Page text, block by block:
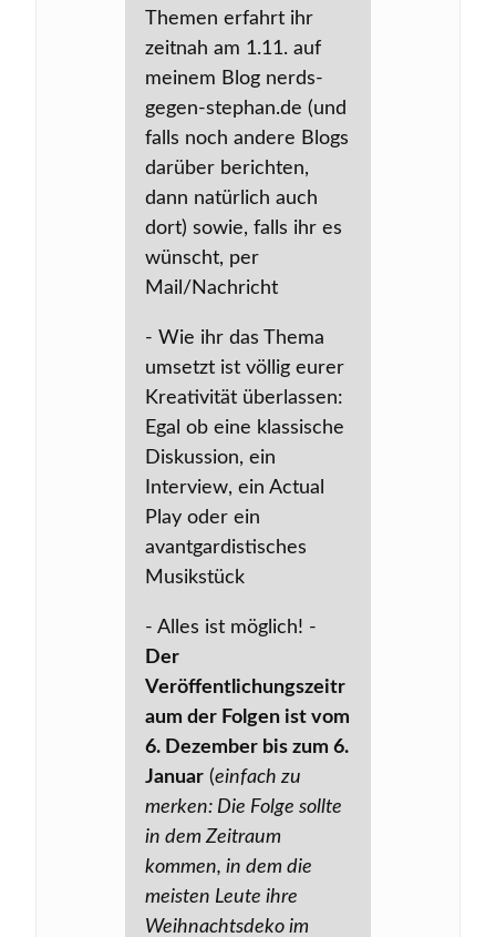
Themen erfahrt ihr
zeitnah am 1.11. auf
meinem Blog nerds-
gegen-stephan.de (und
falls noch andere Blogs
darüber berichten,
dann natürlich auch
dort) sowie, falls ihr es
wünscht, per
Mail/Nachricht
- Wie ihr das Thema
umsetzt ist völlig eurer
Kreativität überlassen:
Egal ob eine klassische
Diskussion, ein
Interview, ein Actual
Play oder ein
avantgardistisches
Musikstück
- Alles ist möglich! -
Der
Veröffentlichungszeitr
aum der Folgen ist vom
6. Dezember bis zum 6.
Januar (einfach zu
merken: Die Folge sollte
in dem Zeitraum
kommen, in dem die
meisten Leute ihre
Weihnachtsdeko im